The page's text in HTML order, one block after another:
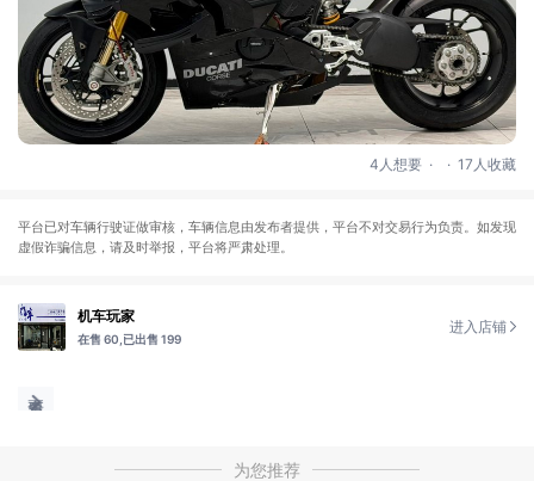
4人想要 . . 17人收藏
平台已对车辆行驶证做审核，车辆信息由发布者提供，平台不对交易行为负责。如发现
虚假诈骗信息，请及时举报，平台将严肃处理。
机车玩家
在售 60, 已出售 199
进入店铺
为您推荐